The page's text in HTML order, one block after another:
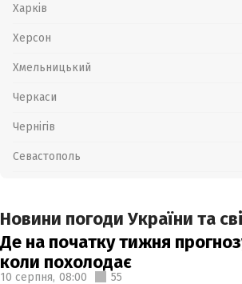
Харків
Херсон
Хмельницький
Черкаси
Чернігів
Севастополь
Новини погоди України та
Де на початку тижня
коли похолодає
10 серпня, 08:00 55